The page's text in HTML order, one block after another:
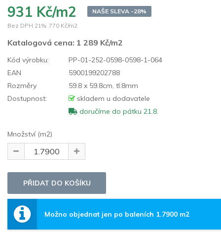
931 Kč/m2
NAŠE SLEVA -28%
Bez DPH 21%: 770 Kč/m2
Katalogová cena: 1 289 Kč/m2
Kód výrobku:
PP-01-252-0598-0598-1-064
EAN
5900199202788
Rozměry
59.8 x 59.8cm, tl:8mm
Dostupnost:
skladem u dodavatele
doručíme do pátku 21.8.
Množství (m2)
Možno objednat jen po baleních 1.7900 m2